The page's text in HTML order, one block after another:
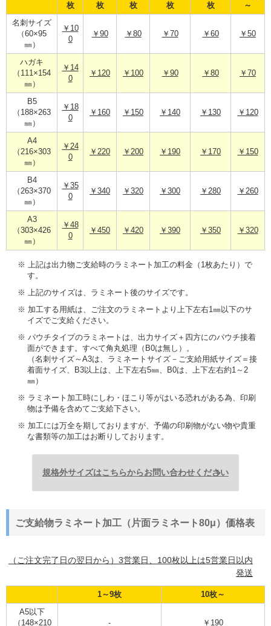
枚
枚
枚
枚
枚
～
名刺サイズ
（60×95
㎜）
￥10
0
￥90 ￥80 ￥70 ￥60 ￥50
ハガキ
（111×154
㎜）
￥14
0
￥120 ￥100 ￥90 ￥80 ￥70
B5
（188×263
㎜）
￥18
0
￥160 ￥150 ￥140 ￥130 ￥120
A4
（216×303
㎜）
￥24
0
￥220 ￥200 ￥190 ￥170 ￥150
B4
（263×370
㎜）
￥35
0
￥340 ￥320 ￥300 ￥280 ￥260
A3
（303×426
㎜）
￥48
0
￥450 ￥420 ￥390 ￥350 ￥320
※ 上記は出力物ご支給時のラミネート加工の料金（1枚あたり）で
す。
※ 上記のサイズは、ラミネート後のサイズです。
※ 加工する用紙は、ご注文のラミネートより上下左右1㎜以下のサ
イズでご支給ください。
※ パウチタイプのラミネートは、出力サイズ＋四方にのパウチ接着
面ができます。すべて角丸処理（B0は無し）。
（名刺サイズ～A3は、ラミネートサイズ－ご支給用紙サイズ＝接
着面サイズ、B3以上は、上下左右5㎜、B0は、上下左右約1～2
㎜）
※ ラミネート加工時にしわ・ほこり等がはいる恐れがある為、印刷
物は予備を含めてご支給下さい。
※ 加工には万全を期しておりますが、予備の印刷物がない物や貴重
な書類等の加工はお断りしております。
規格外サイズはこちらからお問い合わせください
ご支給物ラミネート加工（片面ラミネート80μ）価格表
（ご注文完了日の翌日から）3営業日、100枚以上は5営業日以内
発送
1～9枚 10枚～
A5以下
（148×210
- ￥190